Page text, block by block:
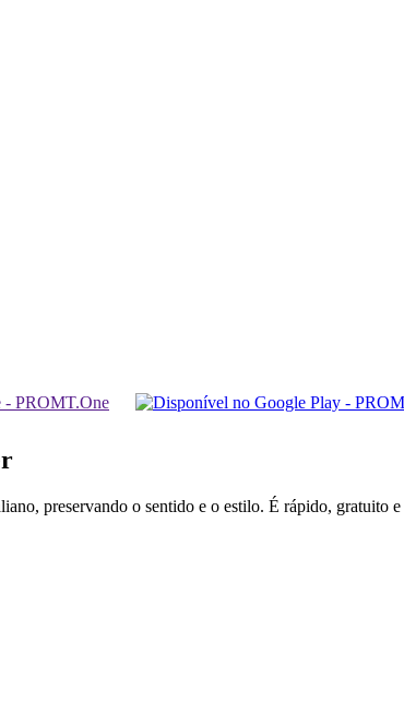
preservando o sentido e o estilo. É rápido, gratuito